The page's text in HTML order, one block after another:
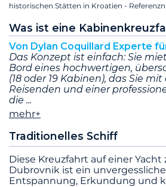
historischen Stätten in Kroatien -
Was ist eine
Von Dylan Coquillard Experte
Das Konzept ist einfach: Sie
Bord eines hochwertigen,
(18 oder 19 Kabinen), das Sie
Reisenden und einer
die
mehr+
Traditionelles Schiff
Diese Kreuzfahrt auf einer
Dubrovnik ist ein
Entspannung, Erkundung und